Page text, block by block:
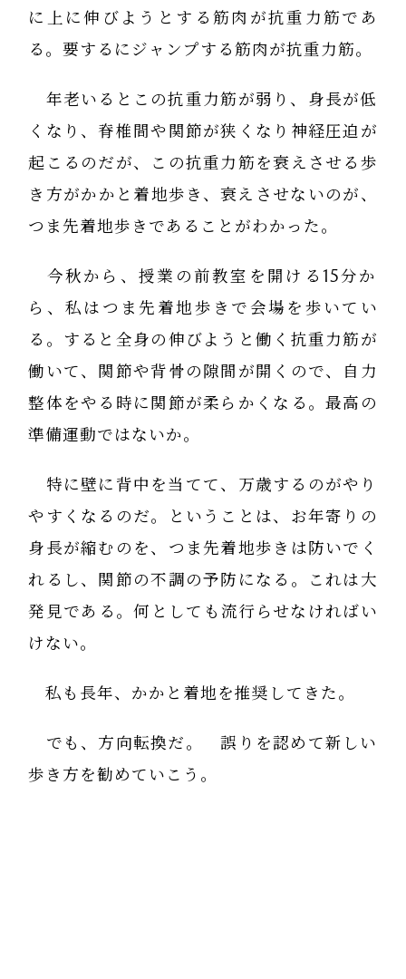
に上に伸びようとする筋肉が抗重力筋であ
る。要するにジャンプする筋肉が抗重力筋。
年老いるとこの抗重力筋が弱り、身長が低
くなり、脊椎間や関節が狭くなり神経圧迫が
起こるのだが、この抗重力筋を衰えさせる歩
き方がかかと着地歩き、衰えさせないのが、
つま先着地歩きであることがわかった。
今秋から、授業の前教室を開ける15分か
ら、私はつま先着地歩きで会場を歩いてい
る。すると全身の伸びようと働く抗重力筋が
働いて、関節や背骨の隙間が開くので、自力
整体をやる時に関節が柔らかくなる。最高の
準備運動ではないか。
特に壁に背中を当てて、万歳するのがやり
やすくなるのだ。ということは、お年寄りの
身長が縮むのを、つま先着地歩きは防いでく
れるし、関節の不調の予防になる。これは大
発見である。何としても流行らせなければい
けない。
私も長年、かかと着地を推奨してきた。
でも、方向転換だ。 誤りを認めて新しい
歩き方を勧めていこう。